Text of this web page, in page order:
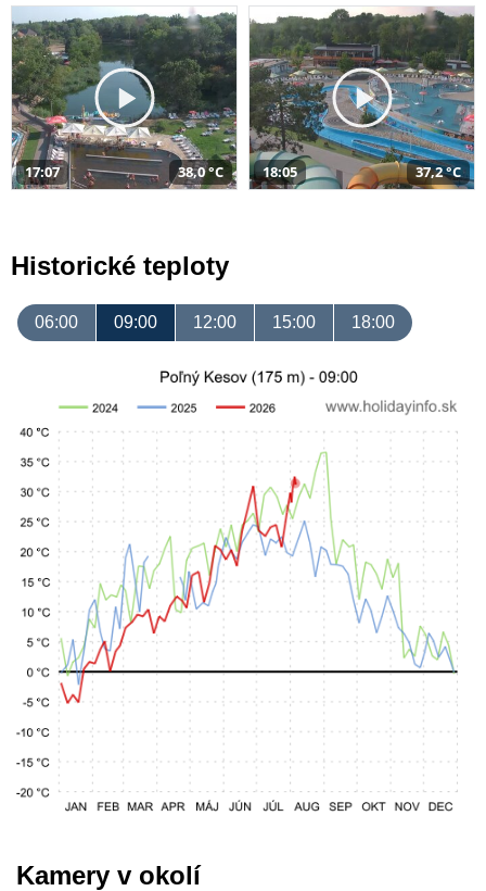
17:07 38,0 °C 18:05 37,2 °C
Historické teploty
06:00 09:00 12:00 15:00 18:00
Kamery v okolí